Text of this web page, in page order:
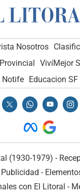
Nosotros
VivíMejor
Notife
Educacion SF
(1930-1979) -
-
con El Litoral -